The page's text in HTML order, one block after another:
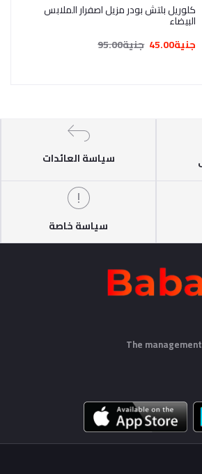
كلوريل بلتش بودر مزيل اصفرار الملابس
البيضاء
جنية45.00
جنية95.00
سياسة العائدات
سياسة خاصة
The